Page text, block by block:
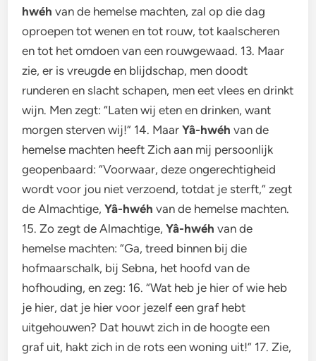
hwéh van de hemelse machten, zal op die dag
oproepen tot wenen en tot rouw, tot kaalscheren
en tot het omdoen van een rouwgewaad. 13. Maar
zie, er is vreugde en blijdschap, men doodt
runderen en slacht schapen, men eet vlees en drinkt
wijn. Men zegt: “Laten wij eten en drinken, want
morgen sterven wij!” 14. MaarYâ-hwéh van de
hemelse machten heeft Zich aan mij persoonlijk
geopenbaard: “Voorwaar, deze ongerechtigheid
wordt voor jou niet verzoend, totdat je sterft,” zegt
de Almachtige,Yâ-hwéh van de hemelse machten.
15. Zo zegt de Almachtige,Yâ-hwéh van de
hemelse machten: “Ga, treed binnen bij die
hofmaarschalk, bij Sebna, het hoofd van de
hofhouding, en zeg: 16. “Wat heb je hier of wie heb
je hier, dat je hier voor jezelf een graf hebt
uitgehouwen? Dat houwt zich in de hoogte een
graf uit, hakt zich in de rots een woning uit!” 17. Zie,